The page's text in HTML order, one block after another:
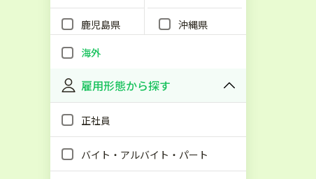
鹿児島県
沖縄県
海外
雇用形態から探す
正社員
バイト・アルバイト・パート